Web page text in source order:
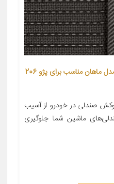
روکش صندلی خودرو هایکو مدل ماهان مناسب برای پژو 206
صندلی در خودرو از آسیب
ماشین شما جلوگیری